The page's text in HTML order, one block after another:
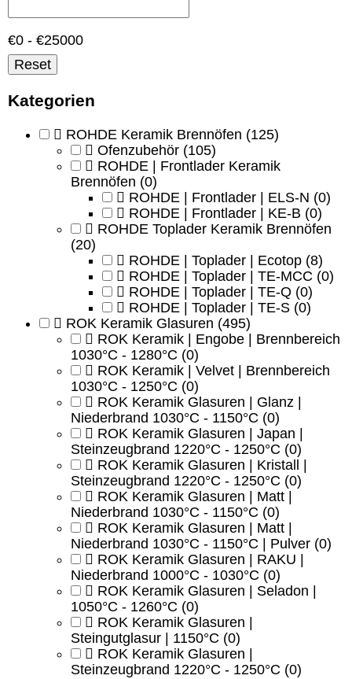
€0 - €25000
Reset
Kategorien
ROHDE Keramik Brennöfen (125)
Ofenzubehör (105)
ROHDE | Frontlader Keramik
Brennöfen (0)
ROHDE | Frontlader | ELS-N (0)
ROHDE | Frontlader | KE-B (0)
ROHDE Toplader Keramik Brennöfen
(20)
ROHDE | Toplader | Ecotop (8)
ROHDE | Toplader | TE-MCC (0)
ROHDE | Toplader | TE-Q (0)
ROHDE | Toplader | TE-S (0)
ROK Keramik Glasuren (495)
ROK Keramik | Engobe | Brennbereich
1030°C - 1280°C (0)
ROK Keramik | Velvet | Brennbereich
1030°C - 1250°C (0)
ROK Keramik Glasuren | Glanz |
Niederbrand 1030°C - 1150°C (0)
ROK Keramik Glasuren | Japan |
Steinzeugbrand 1220°C - 1250°C (0)
ROK Keramik Glasuren | Kristall |
Steinzeugbrand 1220°C - 1250°C (0)
ROK Keramik Glasuren | Matt |
Niederbrand 1030°C - 1150°C (0)
ROK Keramik Glasuren | Matt |
Niederbrand 1030°C - 1150°C | Pulver (0)
ROK Keramik Glasuren | RAKU |
Niederbrand 1000°C - 1030°C (0)
ROK Keramik Glasuren | Seladon |
1050°C - 1260°C (0)
ROK Keramik Glasuren |
Steingutglasur | 1150°C (0)
ROK Keramik Glasuren |
Steinzeugbrand 1220°C - 1250°C (0)